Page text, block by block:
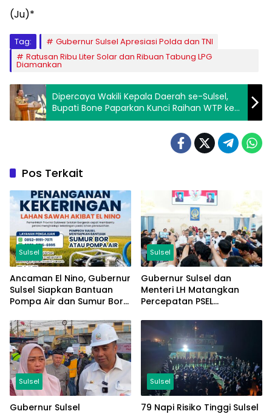
(Ju)*
Tag:
Gubernur Sulsel Apresiasi Polda dan TNI
Ratusan Ribu Liter Solar dan Ribuan Tabung LPG
Diamankan
Dipercaya Wakili Kepala Daerah se-Sulsel,
Bupati Bone Paparkan Kunci Raihan WTP ke-
11
Pos Terkait
Sulsel
Ancaman El Nino, Gubernur
Sulsel Siapkan Bantuan
Pompa Air dan Sumur Bor
Sulsel
Gubernur Sulsel dan
Menteri LH Matangkan
Percepatan PSEL
Sulsel
Gubernur Sulsel
Sulsel
79 Napi Risiko Tinggi Sulsel